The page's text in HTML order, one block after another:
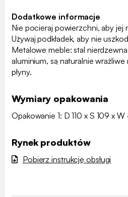
Dodatkowe informacje
Nie pocieraj powierzchni, aby jej
Używaj podkładek, aby nie
Metalowe meble: stal
aluminium, są naturalnie
płyny.
Wymiary opakowania
Opakowanie 1: D 110 x S 109 x
Rynek produktów
Pobierz instrukcję obsługi